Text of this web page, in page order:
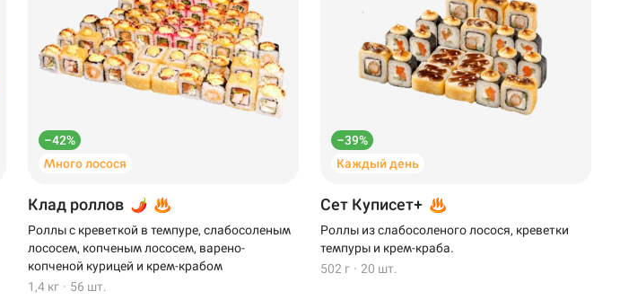
–42%
Много лосося
Клад роллов
Роллы с креветкой в темпуре, слабосоленым
лососем, копченым лососем, варено-
копченой курицей и крем-крабом
1,4 кг · 56 шт.
–39%
Каждый день
Сет Куписет+
Роллы из слабосоленого лосося, креветки
темпуры и крем-краба.
502 г · 20 шт.